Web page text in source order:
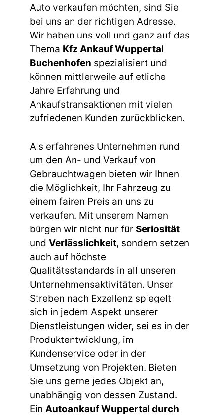
Auto verkaufen möchten, sind Sie
bei uns an der richtigen Adresse.
Wir haben uns voll und ganz auf das
Thema Kfz Ankauf Wuppertal
Buchenhofen spezialisiert und
können mittlerweile auf etliche
Jahre Erfahrung und
Ankaufstransaktionen mit vielen
zufriedenen Kunden zurückblicken.
Als erfahrenes Unternehmen rund
um den An- und Verkauf von
Gebrauchtwagen bieten wir Ihnen
die Möglichkeit, Ihr Fahrzeug zu
einem fairen Preis an uns zu
verkaufen. Mit unserem Namen
bürgen wir nicht nur für Seriosität
und Verlässlichkeit, sondern setzen
auch auf höchste
Qualitätsstandards in all unseren
Unternehmensaktivitäten. Unser
Streben nach Exzellenz spiegelt
sich in jedem Aspekt unserer
Dienstleistungen wider, sei es in der
Produktentwicklung, im
Kundenservice oder in der
Umsetzung von Projekten. Bieten
Sie uns gerne jedes Objekt an,
unabhängig von dessen Zustand.
Ein Autoankauf Wuppertal durch